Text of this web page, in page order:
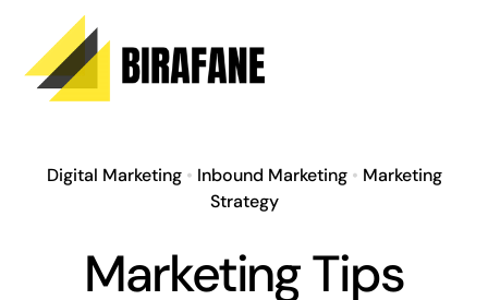
content
Digital Marketing• Inbound Marketing• Marketing
Strategy
Marketing Tips